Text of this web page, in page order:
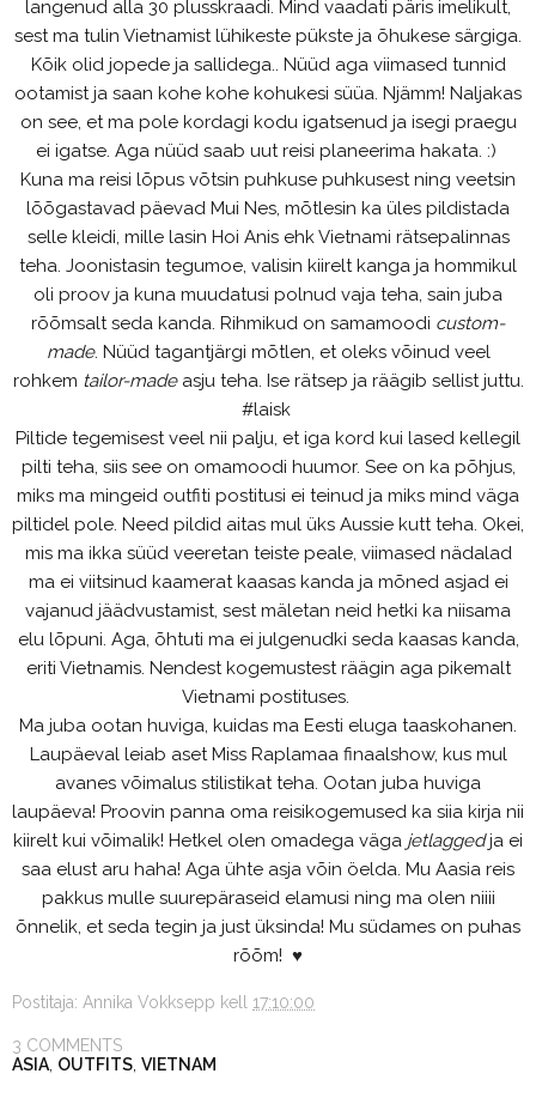
langenud alla 30 plusskraadi. Mind vaadati päris imelikult,
sest ma tulin Vietnamist lühikeste pükste ja õhukese särgiga.
Kõik olid jopede ja sallidega.. Nüüd aga viimased tunnid
ootamist ja saan kohe kohe kohukesi süüa. Njämm! Naljakas
on see, et ma pole kordagi kodu igatsenud ja isegi praegu
ei igatse. Aga nüüd saab uut reisi planeerima hakata. :)
Kuna ma reisi lõpus võtsin puhkuse puhkusest ning veetsin
lõõgastavad päevad Mui Nes, mõtlesin ka üles pildistada
selle kleidi, mille lasin Hoi Anis ehk Vietnami rätsepalinnas
teha. Joonistasin tegumoe, valisin kiirelt kanga ja hommikul
oli proov ja kuna muudatusi polnud vaja teha, sain juba
rõõmsalt seda kanda. Rihmikud on samamoodi custom-
made. Nüüd tagantjärgi mõtlen, et oleks võinud veel
rohkem tailor-madeasju teha. Ise rätsep ja räägib sellist juttu.
#laisk
Piltide tegemisest veel nii palju, et iga kord kui lased kellegil
pilti teha, siis see on omamoodi huumor. See on ka põhjus,
miks ma mingeid outfiti postitusi ei teinud ja miks mind väga
piltidel pole. Need pildid aitas mul üks Aussie kutt teha. Okei,
mis ma ikka süüd veeretan teiste peale, viimased nädalad
ma ei viitsinud kaamerat kaasas kanda ja mõned asjad ei
vajanud jäädvustamist, sest mäletan neid hetki ka niisama
elu lõpuni. Aga, õhtuti ma ei julgenudki seda kaasas kanda,
eriti Vietnamis. Nendest kogemustest räägin aga pikemalt
Vietnami postituses.
Ma juba ootan huviga, kuidas ma Eesti eluga taaskohanen.
Laupäeval leiab aset Miss Raplamaa finaalshow, kus mul
avanes võimalus stilistikat teha. Ootan juba huviga
laupäeva! Proovin panna oma reisikogemused ka siia kirja nii
kiirelt kui võimalik! Hetkel olen omadega väga jetlaggedja ei
saa elust aru haha! Aga ühte asja võin öelda. Mu Aasia reis
pakkus mulle suurepäraseid elamusi ning ma olen niiii
õnnelik, et seda tegin ja just üksinda! Mu südames on puhas
rõõm! ♥
Postitaja: Annika Vokksepp kell 17:10:00
3 COMMENTS
ASIA, OUTFITS, VIETNAM